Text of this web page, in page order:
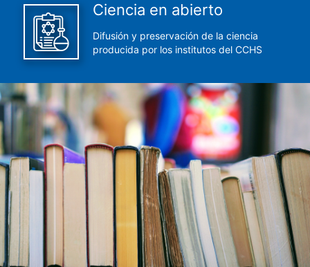
Ciencia en abierto
Difusión y preservación de la ciencia
producida por los institutos del CCHS